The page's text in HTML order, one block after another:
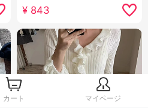
カジュアルパンツ
¥ 843
カート マイページ